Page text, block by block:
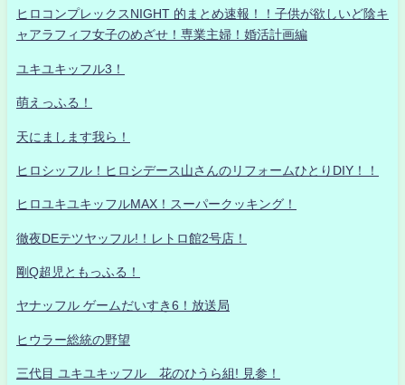
ヒロコンプレックスNIGHT 的まとめ速報！！子供が欲しいど陰キ
ャアラフィフ女子のめざせ！専業主婦！婚活計画編
ユキユキッフル3！
萌えっふる！
天にまします我ら！
ヒロシッフル！ヒロシデース山さんのリフォームひとりDIY！！
ヒロユキユキッフルMAX！スーパークッキング！
徹夜DEテツヤッフル!！レトロ館2号店！
剛Q超児ともっふる！
ヤナッフル ゲームだいすき6！放送局
ヒウラー総統の野望
三代目 ユキユキッフル 花のひうら組! 見参！